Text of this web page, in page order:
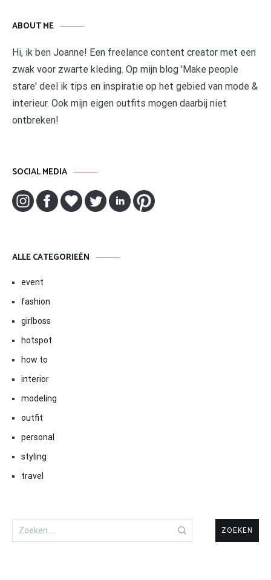
ABOUT ME
Hi, ik ben Joanne! Een freelance content creator met een
zwak voor zwarte kleding. Op mijn blog 'Make people
stare' deel ik tips en inspiratie op het gebied van mode &
interieur. Ook mijn eigen outfits mogen daarbij niet
ontbreken!
SOCIAL MEDIA
ALLE CATEGORIEËN
event
fashion
girlboss
hotspot
how to
interior
modeling
outfit
personal
styling
travel
Zoeken
naar: